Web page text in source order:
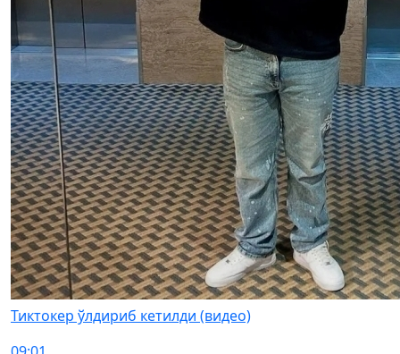
Тиктокер ўлдириб кетилди (видео)